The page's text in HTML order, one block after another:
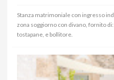
Stanza matrimoniale con ingresso
zona soggiorno con divano, fornito
tostapane, e bollitore.